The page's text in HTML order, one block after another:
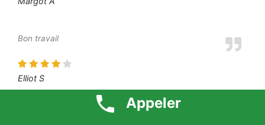
Bon travail
Elliot S
L’intervenant a été à l’écoute de mes besoins
Appeler